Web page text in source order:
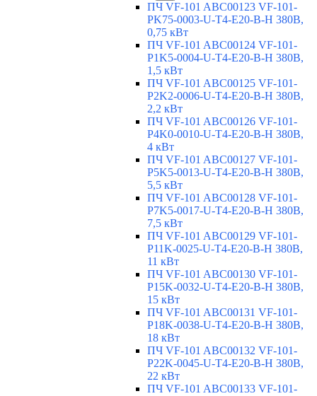
ПЧ VF-101 ABC00123 VF-101-
PK75-0003-U-T4-E20-B-H 380В,
0,75 кВт
ПЧ VF-101 ABC00124 VF-101-
P1K5-0004-U-T4-E20-B-H 380В,
1,5 кВт
ПЧ VF-101 ABC00125 VF-101-
P2K2-0006-U-T4-E20-B-H 380В,
2,2 кВт
ПЧ VF-101 ABC00126 VF-101-
P4K0-0010-U-T4-E20-B-H 380В,
4 кВт
ПЧ VF-101 ABC00127 VF-101-
P5K5-0013-U-T4-E20-B-H 380В,
5,5 кВт
ПЧ VF-101 ABC00128 VF-101-
P7K5-0017-U-T4-E20-B-H 380В,
7,5 кВт
ПЧ VF-101 ABC00129 VF-101-
P11K-0025-U-T4-E20-B-H 380В,
11 кВт
ПЧ VF-101 ABC00130 VF-101-
P15K-0032-U-T4-E20-B-H 380В,
15 кВт
ПЧ VF-101 ABC00131 VF-101-
P18K-0038-U-T4-E20-B-H 380В,
18 кВт
ПЧ VF-101 ABC00132 VF-101-
P22K-0045-U-T4-E20-B-H 380В,
22 кВт
ПЧ VF-101 ABC00133 VF-101-